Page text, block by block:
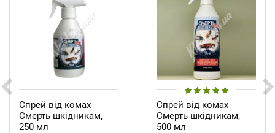
Спрей від комах
Смерть шкідникам,
250 мл
Спрей від комах
Смерть шкідникам,
500 мл